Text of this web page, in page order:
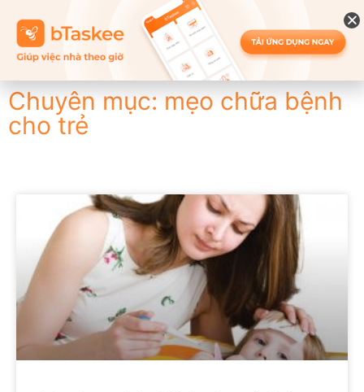
Chuyên mục: mẹo chữa bệnh
cho trẻ